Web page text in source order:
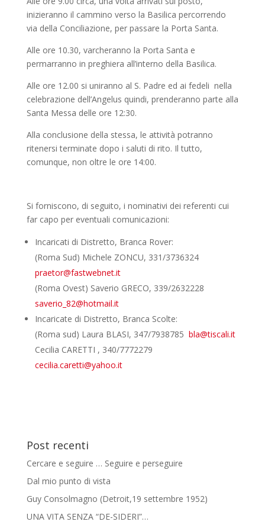
inizieranno il cammino verso la Basilica percorrendo
via della Conciliazione, per passare la Porta Santa.
Alle ore 10.30, varcheranno la Porta Santa e
permarranno in preghiera all’interno della Basilica.
Alle ore 12.00 si uniranno al S. Padre ed ai fedeli nella
celebrazione dell’Angelus quindi, prenderanno parte alla
Santa Messa delle ore 12:30.
Alla conclusione della stessa, le attività potranno
ritenersi terminate dopo i saluti di rito. Il tutto,
comunque, non oltre le ore 14:00.
Si forniscono, di seguito, i nominativi dei referenti cui
far capo per eventuali comunicazioni:
Incaricati di Distretto, Branca Rover:
(Roma Sud) Michele ZONCU, 331/3736324
praetor@fastwebnet.it
(Roma Ovest) Saverio GRECO, 339/2632228
saverio_82@hotmail.it
Incaricate di Distretto, Branca Scolte:
(Roma sud) Laura BLASI, 347/7938785 bla@tiscali.it
Cecilia CARETTI , 340/7772279
cecilia.caretti@yahoo.it
Post recenti
Cercare e seguire … Seguire e perseguire
Dal mio punto di vista
Guy Consolmagno (Detroit,19 settembre 1952)
UNA VITA SENZA “DE-SIDERI”…